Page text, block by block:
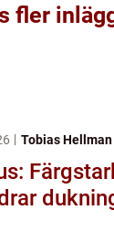
fler
Tobias Hellman